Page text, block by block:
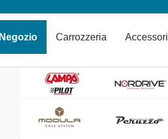
Negozio Carrozzeria Accessori